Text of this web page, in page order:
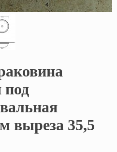
под
выреза 35,5